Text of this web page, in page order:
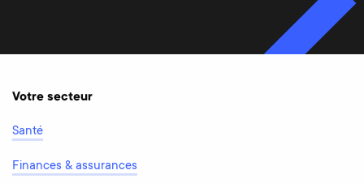
Votre secteur
Santé
Finances & assurances